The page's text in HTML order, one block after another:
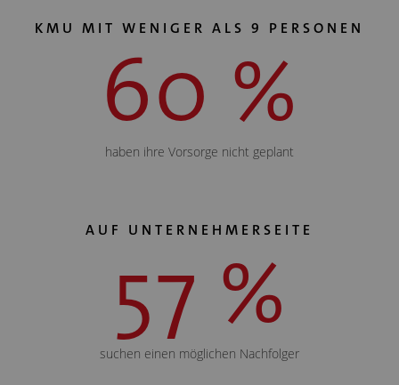
KMU MIT WENIGER ALS 9 PERSONEN
60 %
haben ihre Vorsorge nicht geplant
AUF UNTERNEHMERSEITE
57 %
suchen einen möglichen Nachfolger